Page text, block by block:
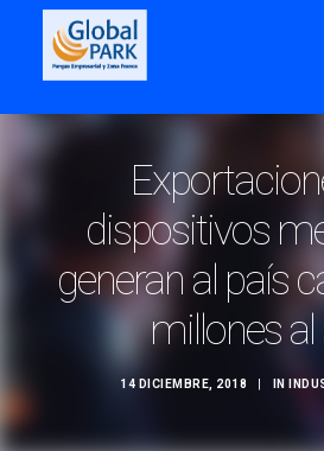
dispositivos
generan al país
millones
14 DICIEMBRE, 2018 IN